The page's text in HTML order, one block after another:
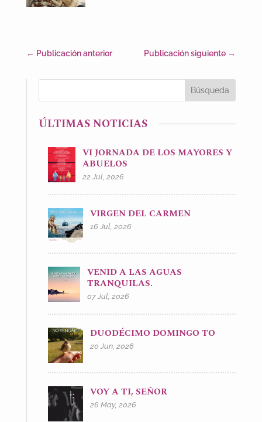
← Publicación anterior Publicación siguiente →
ÚLTIMAS NOTICIAS
VI JORNADA DE LOS MAYORES Y
ABUELOS
22 Jul, 2026
VIRGEN DEL CARMEN
16 Jul, 2026
VENID A LAS AGUAS
TRANQUILAS.
07 Jul, 2026
DUODÉCIMO DOMINGO TO
20 Jun, 2026
VOY A TI, SEÑOR
26 May, 2026